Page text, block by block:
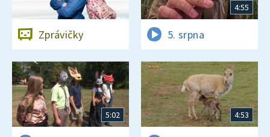
Zprávičky
4:55
5. srpna
5:02 4:53